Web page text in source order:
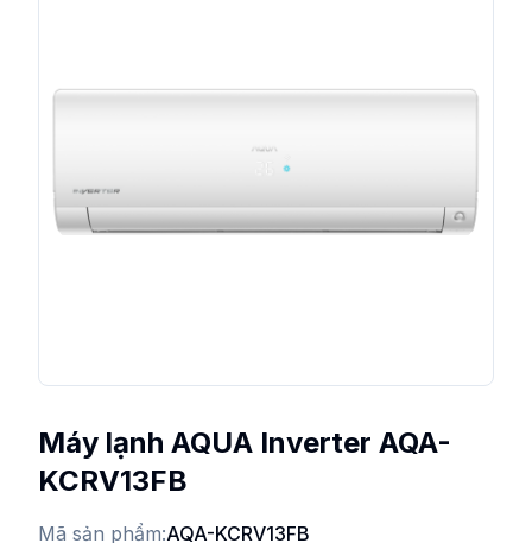
Máy lạnh AQUA Inverter AQA-
KCRV13FB
Mã sản phẩm:AQA-KCRV13FB